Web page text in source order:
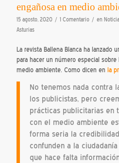
engañosa en medio
15 agosto, 2020 / 1 Comentario / en
Asturias
La revista Ballena Blanca ha lanzado
para hacer un número especial
medio ambiente. Como dicen en la
No tenemos nada contra
los publicistas, pero
prácticas publicitarias en
con el medio ambiente
forma seria la
confunden a la
que hace falta